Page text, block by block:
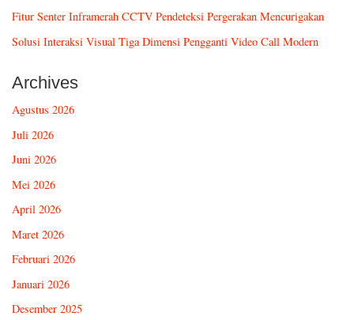
Fitur Senter Inframerah CCTV Pendeteksi Pergerakan Mencurigakan
Solusi Interaksi Visual Tiga Dimensi Pengganti Video Call Modern
Archives
Agustus 2026
Juli 2026
Juni 2026
Mei 2026
April 2026
Maret 2026
Februari 2026
Januari 2026
Desember 2025